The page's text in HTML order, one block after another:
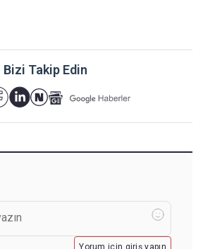
Bizi Takip Edin